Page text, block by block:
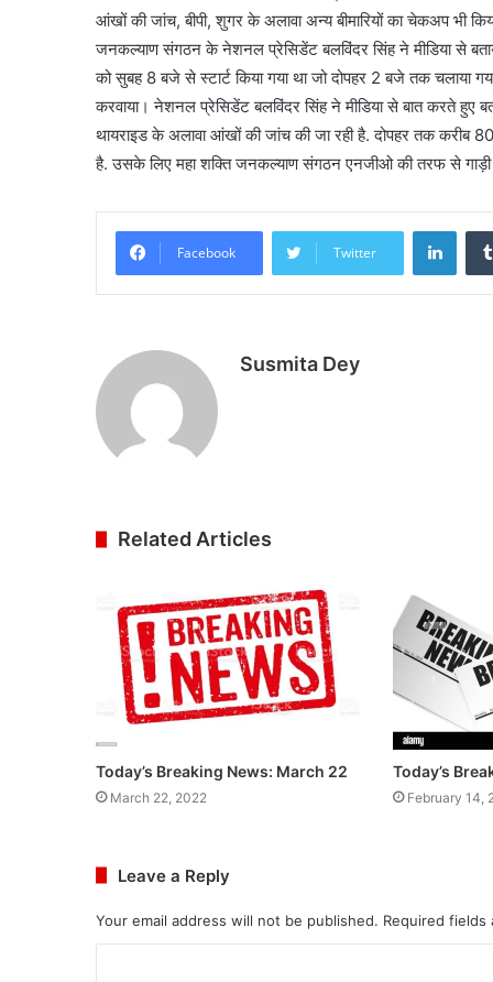
आंखों की जांच, बीपी, शुगर के अलावा अन्य बीमारियों का चेकअप भी
जनकल्याण संगठन के नेशनल प्रेसिडेंट बलविंदर सिंह ने मीडिया से
को सुबह 8 बजे से स्टार्ट किया गया था जो दोपहर 2 बजे तक
करवाया। नेशनल प्रेसिडेंट बलविंदर सिंह ने मीडिया से बात करते हुए
थायराइड के अलावा आंखों की जांच की जा रही है. दोपहर तक करीब
है. उसके लिए महा शक्ति जनकल्याण संगठन एनजीओ की तरफ से
Facebook Twitter
Susmita Dey
Related Articles
Today’s Breaking News: March 22
March 22, 2022
Today’s
February 14,
Leave a Reply
Your email address will not be published. Required fields